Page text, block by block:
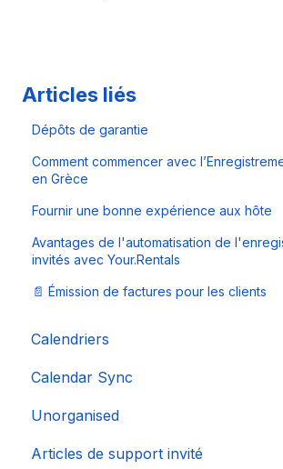
Articles liés
Dépôts de garantie
Comment commencer avec
en Grèce
Fournir une bonne expérience aux hôte
Avantages de l'automatisation de
invités avec Your.Rentals
📄 Émission de factures pour les clients
Calendriers
Calendar Sync
Importation de calendriers
Unorganised
Articles de support invité